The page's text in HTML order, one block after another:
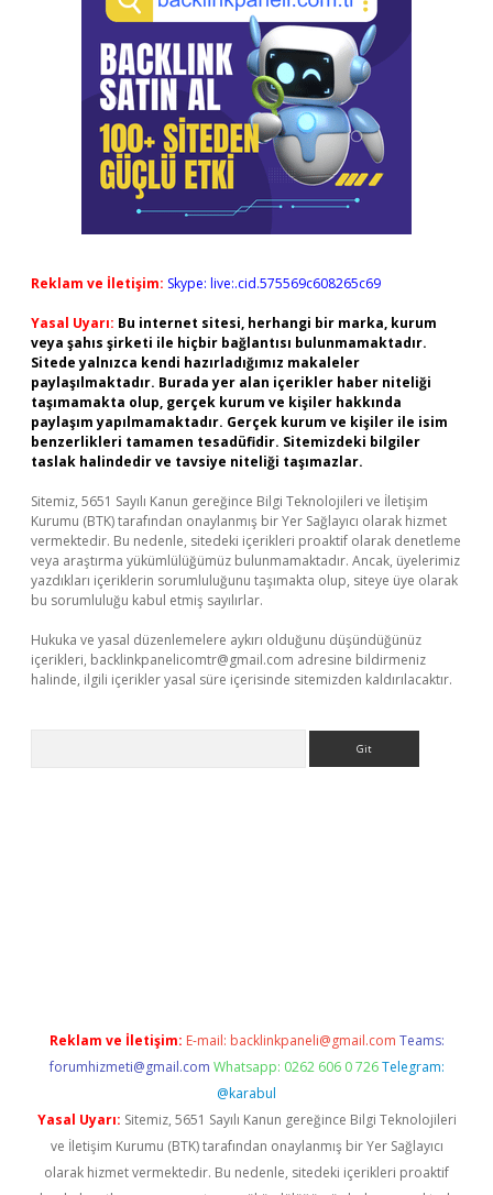
Reklam ve İletişim: Skype: live:.cid.575569c608265c69
Yasal Uyarı: Bu internet sitesi, herhangi bir marka, kurum
veya şahıs şirketi ile hiçbir bağlantısı bulunmamaktadır.
Sitede yalnızca kendi hazırladığımız makaleler
paylaşılmaktadır. Burada yer alan içerikler haber niteliği
taşımamakta olup, gerçek kurum ve kişiler hakkında
paylaşım yapılmamaktadır. Gerçek kurum ve kişiler ile isim
benzerlikleri tamamen tesadüfidir. Sitemizdeki bilgiler
taslak halindedir ve tavsiye niteliği taşımazlar.
Sitemiz, 5651 Sayılı Kanun gereğince Bilgi Teknolojileri ve İletişim
Kurumu (BTK) tarafından onaylanmış bir Yer Sağlayıcı olarak hizmet
vermektedir. Bu nedenle, sitedeki içerikleri proaktif olarak denetleme
veya araştırma yükümlülüğümüz bulunmamaktadır. Ancak, üyelerimiz
yazdıkları içeriklerin sorumluluğunu taşımakta olup, siteye üye olarak
bu sorumluluğu kabul etmiş sayılırlar.
Hukuka ve yasal düzenlemelere aykırı olduğunu düşündüğünüz
içerikleri, backlinkpanelicomtr@gmail.com adresine bildirmeniz
halinde, ilgili içerikler yasal süre içerisinde sitemizden kaldırılacaktır.
Reklam ve İletişim: E-mail: backlinkpaneli@gmail.com Teams:
forumhizmeti@gmail.com Whatsapp: 0262 606 0 726 Telegram:
@karabul
Yasal Uyarı: Sitemiz, 5651 Sayılı Kanun gereğince Bilgi Teknolojileri
ve İletişim Kurumu (BTK) tarafından onaylanmış bir Yer Sağlayıcı
olarak hizmet vermektedir. Bu nedenle, sitedeki içerikleri proaktif